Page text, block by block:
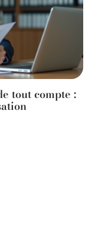
tout compte :